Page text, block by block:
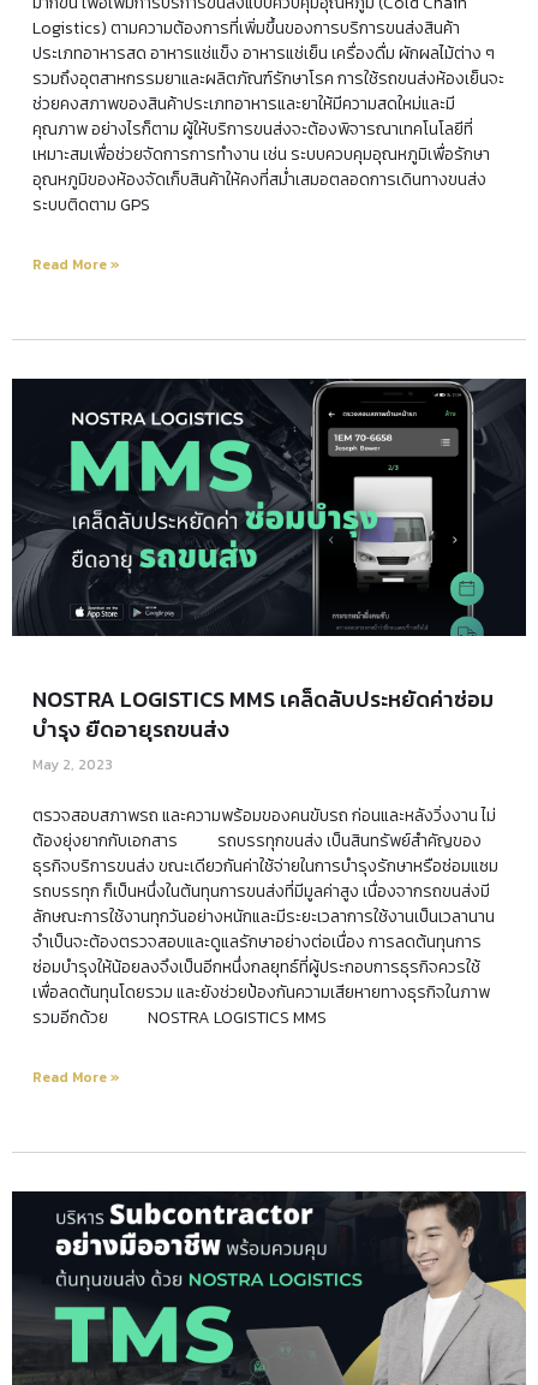
Logistics) ตามความต้องการที่เพิ่มขึ้นของการบริการขนส่งสินค้า
ประเภทอาหารสด อาหารแช่แข็ง อาหารแช่เย็น เครื่องดื่ม ผักผลไม้ต่าง ๆ
รวมถึงอุตสาหกรรมยาและผลิตภัณฑ์รักษาโรค การใช้รถขนส่งห้องเย็นจะ
ช่วยคงสภาพของสินค้าประเภทอาหารและยาให้มีความสดใหม่และมี
คุณภาพ อย่างไรก็ตาม ผู้ให้บริการขนส่งจะต้องพิจารณาเทคโนโลยีที่
เหมาะสมเพื่อช่วยจัดการการทำงาน เช่น ระบบควบคุมอุณหภูมิเพื่อรักษา
อุณหภูมิของห้องจัดเก็บสินค้าให้คงที่สม่ำเสมอตลอดการเดินทางขนส่ง
ระบบติดตาม GPS
Read More »
NOSTRA LOGISTICS MMS เคล็ดลับประหยัดค่าซ่อม
บำรุง ยืดอายุรถขนส่ง
May 2, 2023
ตรวจสอบสภาพรถ และความพร้อมของคนขับรถ ก่อนและหลังวิ่งงาน ไม่
ต้องยุ่งยากกับเอกสาร รถบรรทุกขนส่ง เป็นสินทรัพย์สำคัญของ
ธุรกิจบริการขนส่ง ขณะเดียวกันค่าใช้จ่ายในการบำรุงรักษาหรือซ่อมแซม
รถบรรทุก ก็เป็นหนึ่งในต้นทุนการขนส่งที่มีมูลค่าสูง เนื่องจากรถขนส่งมี
ลักษณะการใช้งานทุกวันอย่างหนักและมีระยะเวลาการใช้งานเป็นเวลานาน
จำเป็นจะต้องตรวจสอบและดูแลรักษาอย่างต่อเนื่อง การลดต้นทุนการ
ซ่อมบำรุงให้น้อยลงจึงเป็นอีกหนึ่งกลยุทธ์ที่ผู้ประกอบการธุรกิจควรใช้
เพื่อลดต้นทุนโดยรวม และยังช่วยป้องกันความเสียหายทางธุรกิจในภาพ
รวมอีกด้วย NOSTRA LOGISTICS MMS
Read More »